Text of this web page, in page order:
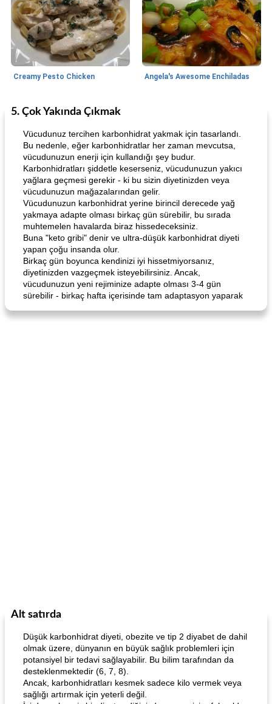
Creamy Pesto Chicken Angela's Awesome Enchiladas
105dakika
World Cuisine
Angela's Awesome Enchiladas Pop's Roast Turkey Sandwich
5. Çok Yakında Çıkmak
Vücudunuz tercihen karbonhidrat yakmak için tasarlandı.
Bu nedenle, eğer karbonhidratlar her zaman mevcutsa,
vücudunuzun enerji için kullandığı şey budur.
Karbonhidratları şiddetle keserseniz, vücudunuzun yakıcı
yağlara geçmesi gerekir - ki bu sizin diyetinizden veya
vücudunuzun mağazalarından gelir.
Vücudunuzun karbonhidrat yerine birincil derecede yağ
yakmaya adapte olması birkaç gün sürebilir, bu sırada
muhtemelen havalarda biraz hissedeceksiniz.
Buna "keto gribi" denir ve ultra-düşük karbonhidrat diyeti
yapan çoğu insanda olur.
Birkaç gün boyunca kendinizi iyi hissetmiyorsanız,
diyetinizden vazgeçmek isteyebilirsiniz. Ancak,
vücudunuzun yeni rejiminize adapte olması 3-4 gün
sürebilir - birkaç hafta içerisinde tam adaptasyon yaparak
Alt satırda
Düşük karbonhidrat diyeti, obezite ve tip 2 diyabet de dahil
olmak üzere, dünyanın en büyük sağlık problemleri için
potansiyel bir tedavi sağlayabilir. Bu bilim tarafından da
desteklenmektedir (6, 7, 8).
Ancak, karbonhidratları kesmek sadece kilo vermek veya
sağlığı artırmak için yeterli değil.